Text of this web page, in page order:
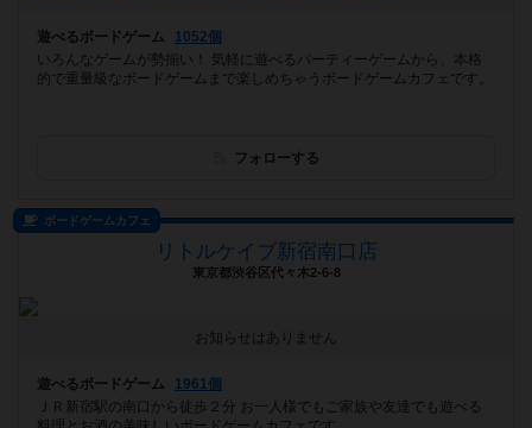
遊べるボードゲーム
1052個
いろんなゲームが勢揃い！ 気軽に遊べるパーティーゲームから、本格
的で重量級なボードゲームまで楽しめちゃうボードゲームカフェです。
フォローする
ボードゲームカフェ
リトルケイブ新宿南口店
東京都渋谷区代々木2-6-8
お知らせはありません
遊べるボードゲーム
1961個
ＪＲ新宿駅の南口から徒歩２分 お一人様でもご家族や友達でも遊べる